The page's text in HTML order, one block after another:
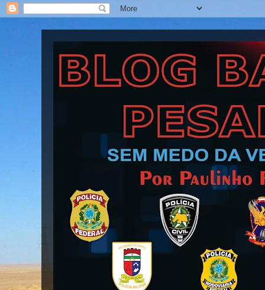
Blog Barra Pesada